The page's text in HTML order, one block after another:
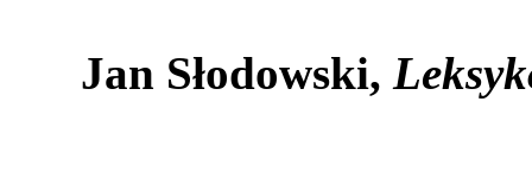
Jan Słodowski,